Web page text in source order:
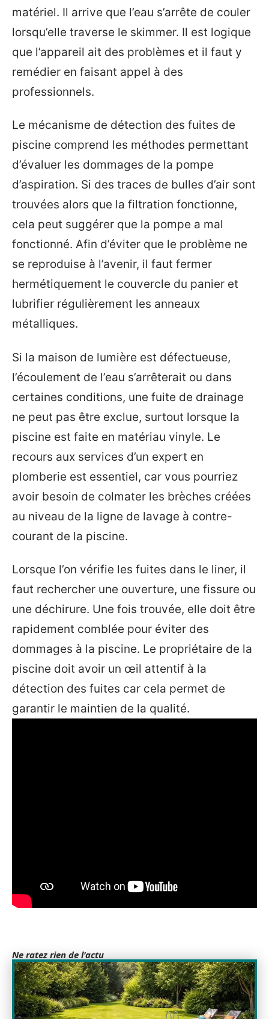
matériel. Il arrive que l’eau s’arrête de couler
lorsqu’elle traverse le skimmer. Il est logique
que l’appareil ait des problèmes et il faut y
remédier en faisant appel à des
professionnels.
Le mécanisme de détection des fuites de
piscine comprend les méthodes permettant
d’évaluer les dommages de la pompe
d’aspiration. Si des traces de bulles d’air sont
trouvées alors que la filtration fonctionne,
cela peut suggérer que la pompe a mal
fonctionné. Afin d’éviter que le problème ne
se reproduise à l’avenir, il faut fermer
hermétiquement le couvercle du panier et
lubrifier régulièrement les anneaux
métalliques.
Si la maison de lumière est défectueuse,
l’écoulement de l’eau s’arrêterait ou dans
certaines conditions, une fuite de drainage
ne peut pas être exclue, surtout lorsque la
piscine est faite en matériau vinyle. Le
recours aux services d’un expert en
plomberie est essentiel, car vous pourriez
avoir besoin de colmater les brèches créées
au niveau de la ligne de lavage à contre-
courant de la piscine.
Lorsque l’on vérifie les fuites dans le liner, il
faut rechercher une ouverture, une fissure ou
une déchirure. Une fois trouvée, elle doit être
rapidement comblée pour éviter des
dommages à la piscine. Le propriétaire de la
piscine doit avoir un œil attentif à la
détection des fuites car cela permet de
garantir le maintien de la qualité.
Ne ratez rien de l'actu